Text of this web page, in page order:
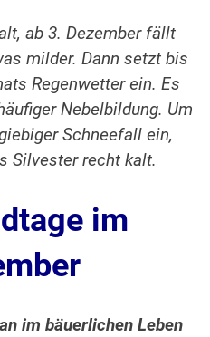
ab 3. Dezember fällt
milder. Dann setzt bis
Regenwetter ein. Es
Nebelbildung. Um
Schneefall ein,
Silvester recht kalt.
im
im bäuerlichen Leben